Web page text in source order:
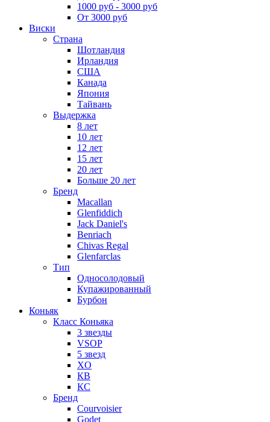
1000 руб - 3000 руб
От 3000 руб
Виски
Страна
Шотландия
Ирландия
США
Канада
Япония
Тайвань
Выдержка
8 лет
10 лет
12 лет
15 лет
20 лет
Больше 20 лет
Бренд
Macallan
Glenfiddich
Jack Daniel's
Benriach
Chivas Regal
Glenfarclas
Тип
Односолодовый
Купажированный
Бурбон
Коньяк
Класс Коньяка
3 звезды
VSOP
5 звезд
XO
КВ
КС
Бренд
Courvoisier
Godet